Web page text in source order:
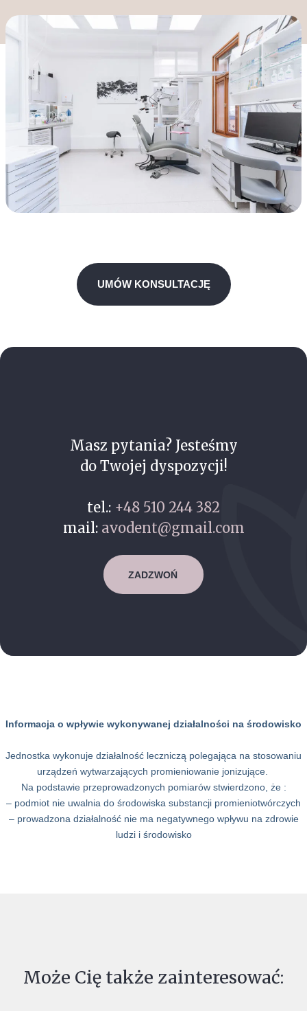
UMÓW KONSULTACJĘ
Masz pytania? Jesteśmy
do Twojej dyspozycji!
tel.: +48 510 244 382
mail: avodent@gmail.com
ZADZWOŃ
Informacja o wpływie wykonywanej działalności na środowisko
Jednostka wykonuje działalność leczniczą polegająca na stosowaniu
urządzeń wytwarzających promieniowanie jonizujące.
Na podstawie przeprowadzonych pomiarów stwierdzono, że :
– podmiot nie uwalnia do środowiska substancji promieniotwórczych
– prowadzona działalność nie ma negatywnego wpływu na zdrowie
ludzi i środowisko
Może Cię także zainteresować: